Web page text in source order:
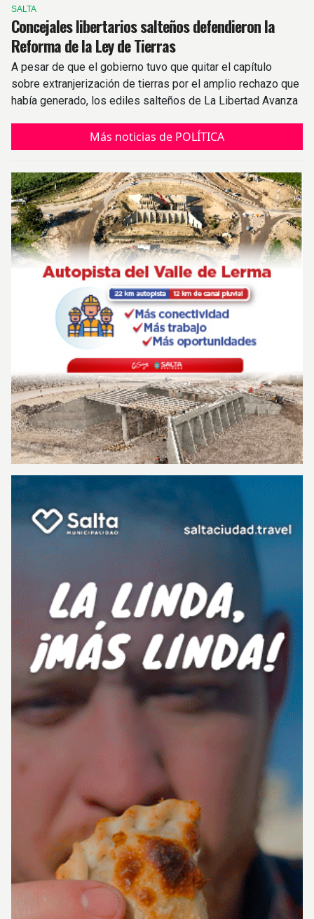
SALTA
Concejales libertarios salteños defendieron la
Reforma de la Ley de Tierras
A pesar de que el gobierno tuvo que quitar el capítulo
sobre extranjerización de tierras por el amplio rechazo que
había generado, los ediles salteños de La Libertad Avanza
Más noticias de POLÍTICA